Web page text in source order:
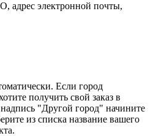
адрес электронной почты,
Если город
получить свой заказ в
"Другой город" начините
из списка название вашего